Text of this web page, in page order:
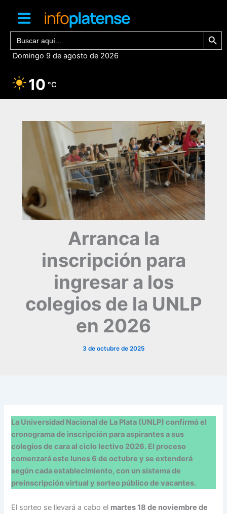
contenido
Buscar: Botón de
Domingo 9 de agosto de 2026
10 °C
Arranca la
inscripción para
ingresar a los
colegios de la UNLP
en 2026
3 de octubre de 2025
La Universidad Nacional de La Plata (UNLP) confirmó el
cronograma de inscripción para aspirantes a sus
colegios de cara al ciclo lectivo 2026. El proceso
comenzará este lunes 6 de octubre y se extenderá
según cada establecimiento, con un sistema de
preinscripción virtual y sorteo público de vacantes.
El sorteo se llevará a cabo el martes 18 de noviembre de